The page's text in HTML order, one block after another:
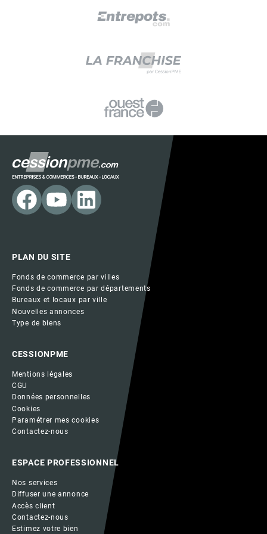
PLAN DU SITE
Fonds de commerce par villes
Fonds de commerce par départements
Bureaux et locaux par ville
Nouvelles annonces
Type de biens
CESSIONPME
Mentions légales
CGU
Données personnelles
Cookies
Paramétrer mes cookies
Contactez-nous
ESPACE PROFESSIONNEL
Nos services
Diffuser une annonce
Accès client
Contactez-nous
Estimez votre bien